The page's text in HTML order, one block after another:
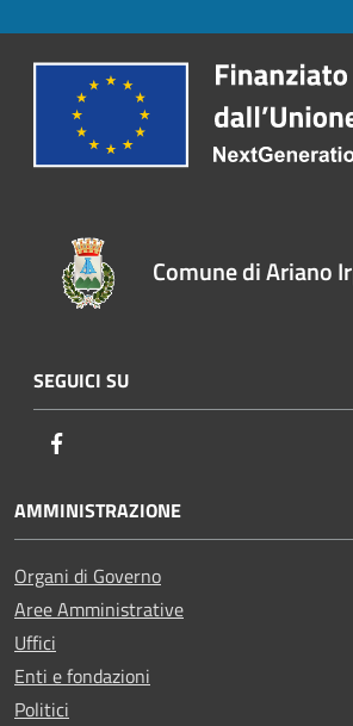
Comune di Ariano
SEGUICI SU
AMMINISTRAZIONE
Organi di Governo
Aree Amministrative
Uffici
Enti e fondazioni
Politici